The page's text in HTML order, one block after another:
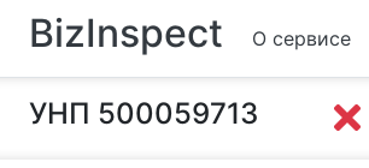
BizInspect О сервисе
УНП 500059713